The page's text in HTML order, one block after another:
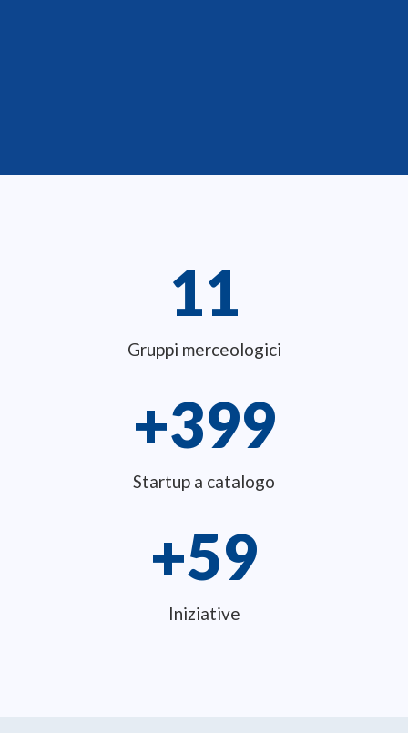
Gruppi merceologici
12
Startup a catalogo
+400
Iniziative
+60